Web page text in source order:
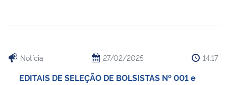
Notícia 27/02/2025 14:17
EDITAIS DE SELEÇÃO DE BOLSISTAS Nº 001 e